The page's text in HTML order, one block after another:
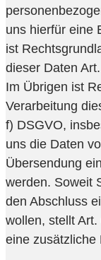
uns hierfür eine
ist
dieser Daten
Im Übrigen ist
Verarbeitung
f) DSGVO,
uns die Daten
Übersendung
werden. Soweit
den Abschluss
wollen, stellt
eine zusätzliche